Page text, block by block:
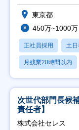
東京都
450万~1000万
正社員採用 土
月残業20時間以内
次世代部門長候
責任者】
株式会社セレス